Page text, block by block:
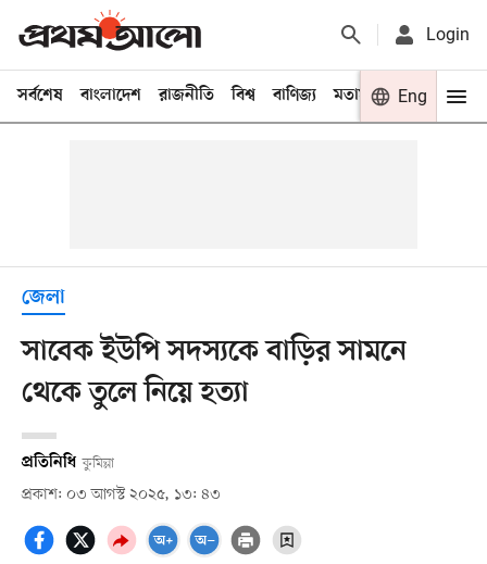
Login
সর্বশেষ বাংলাদেশ রাজনীতি বিশ্ব বাণিজ্য মতামত খেলা
Eng
জেলা
সাবেক ইউপি সদস্যকে বাড়ির সামনে
থেকে তুলে নিয়ে হত্যা
প্রতিনিধি কুমিল্লা
প্রকাশ: ০৩ আগস্ট ২০২৫, ১৩: ৪৩